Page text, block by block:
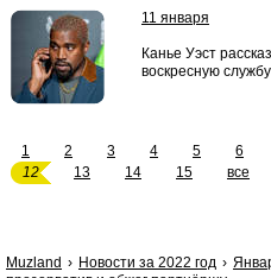
11 января
Канье Уэст
воскресную
1 2 3 4 5 6
12
13 14 15 все
Muzland Новости за 2022 год